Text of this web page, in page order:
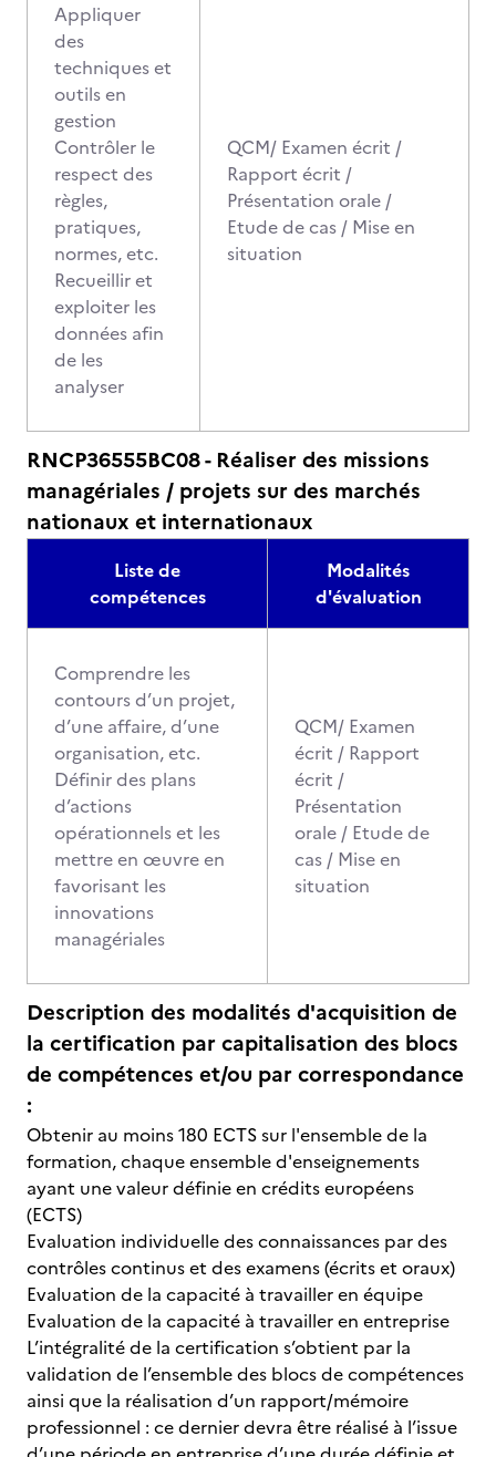
Appliquer
des
techniques et
outils en
gestion
Contrôler le
respect des
règles,
pratiques,
normes, etc.
Recueillir et
exploiter les
données afin
de les
analyser
QCM/ Examen écrit /
Rapport écrit /
Présentation orale /
Etude de cas / Mise en
situation
RNCP36555BC08 - Réaliser des missions
managériales / projets sur des marchés
nationaux et internationaux
Liste de
compétences
Modalités
d'évaluation
Comprendre les
contours d’un projet,
d’une affaire, d’une
organisation, etc.
Définir des plans
d’actions
opérationnels et les
mettre en œuvre en
favorisant les
innovations
managériales
QCM/ Examen
écrit / Rapport
écrit /
Présentation
orale / Etude de
cas / Mise en
situation
Description des modalités d'acquisition de
la certification par capitalisation des blocs
de compétences et/ou par correspondance
:
Obtenir au moins 180 ECTS sur l'ensemble de la
formation, chaque ensemble d'enseignements
ayant une valeur définie en crédits européens
(ECTS)
Evaluation individuelle des connaissances par des
contrôles continus et des examens (écrits et oraux)
Evaluation de la capacité à travailler en équipe
Evaluation de la capacité à travailler en entreprise
L’intégralité de la certification s’obtient par la
validation de l’ensemble des blocs de compétences
ainsi que la réalisation d’un rapport/mémoire
professionnel : ce dernier devra être réalisé à l’issue